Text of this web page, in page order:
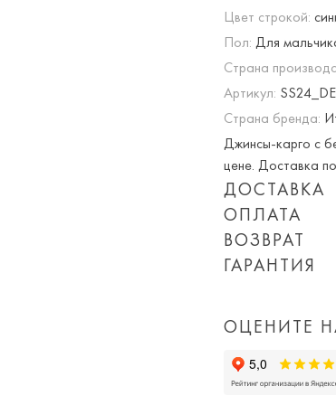
Цвет строкой:
Пол: Для
Страна
Артикул:
Страна бренда:
Джинсы-карго с
цене. Доставка
ДОСТАВКА
Опция частичная
Приблизительная
доставки, а так
доставка).
ОПЛАТА
При оплате
суммируются!
ВОЗВРАТ
Мы вернем или
Просто
ГАРАНТИЯ
ОЦЕНИТЕ